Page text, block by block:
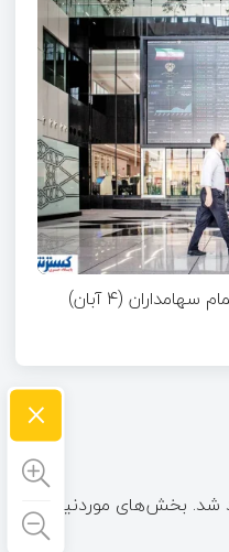
(۴ آبان)
شد. بخش‌های موردنیاز
×